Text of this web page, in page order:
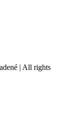
| All rights